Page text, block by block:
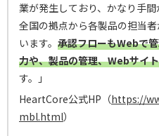
業が発生しており、かなり手間
全国の拠点から各製品の担当
います。 承認フローもWebで
力や、製品の管理、Webサイ
す。」
HeartCore公式HP（https://
mbl.html）